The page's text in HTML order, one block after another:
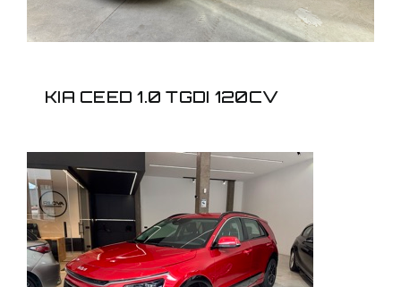
KIA CEED 1.0 TGDI 120CV
KIA NIRO 1.6GDI HEV
DRIVE